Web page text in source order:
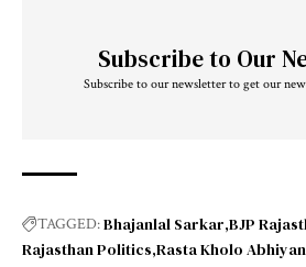
Subscribe to Our
Subscribe to our newsletter to get our
TAGGED:Bhajanlal Sarkar BJP
Rajasthan Politics Rasta Kholo Abhiyan